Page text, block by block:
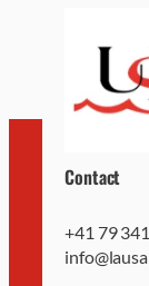
Contact
+41 79